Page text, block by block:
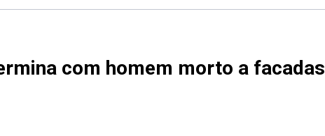
com homem morto a facadas